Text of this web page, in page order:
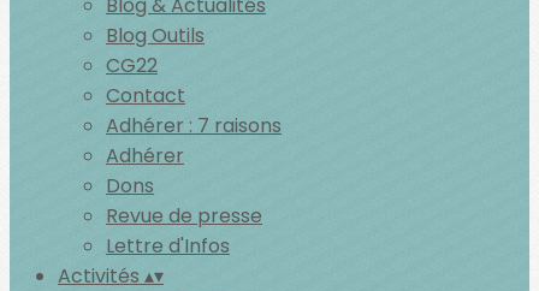
Blog Outils
CG22
Contact
Adhérer : 7 raisons
Adhérer
Dons
Revue de presse
Lettre d'Infos
Activités ▴▾